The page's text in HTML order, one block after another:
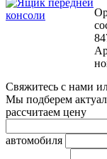
Свяжитесь с нами
Мы подберем
рассчитаем цену
автомобиля